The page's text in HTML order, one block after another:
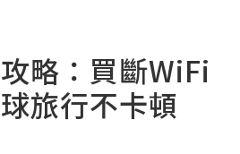
略：買斷WiFi
旅行不卡頓